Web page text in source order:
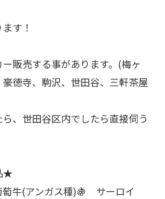
す！
販売する事があります。(梅ヶ
徳寺、駒沢、世田谷、三軒茶屋
、世田谷区内でしたら直接伺う
★
萄牛(アンガス種)🍇 サーロイ